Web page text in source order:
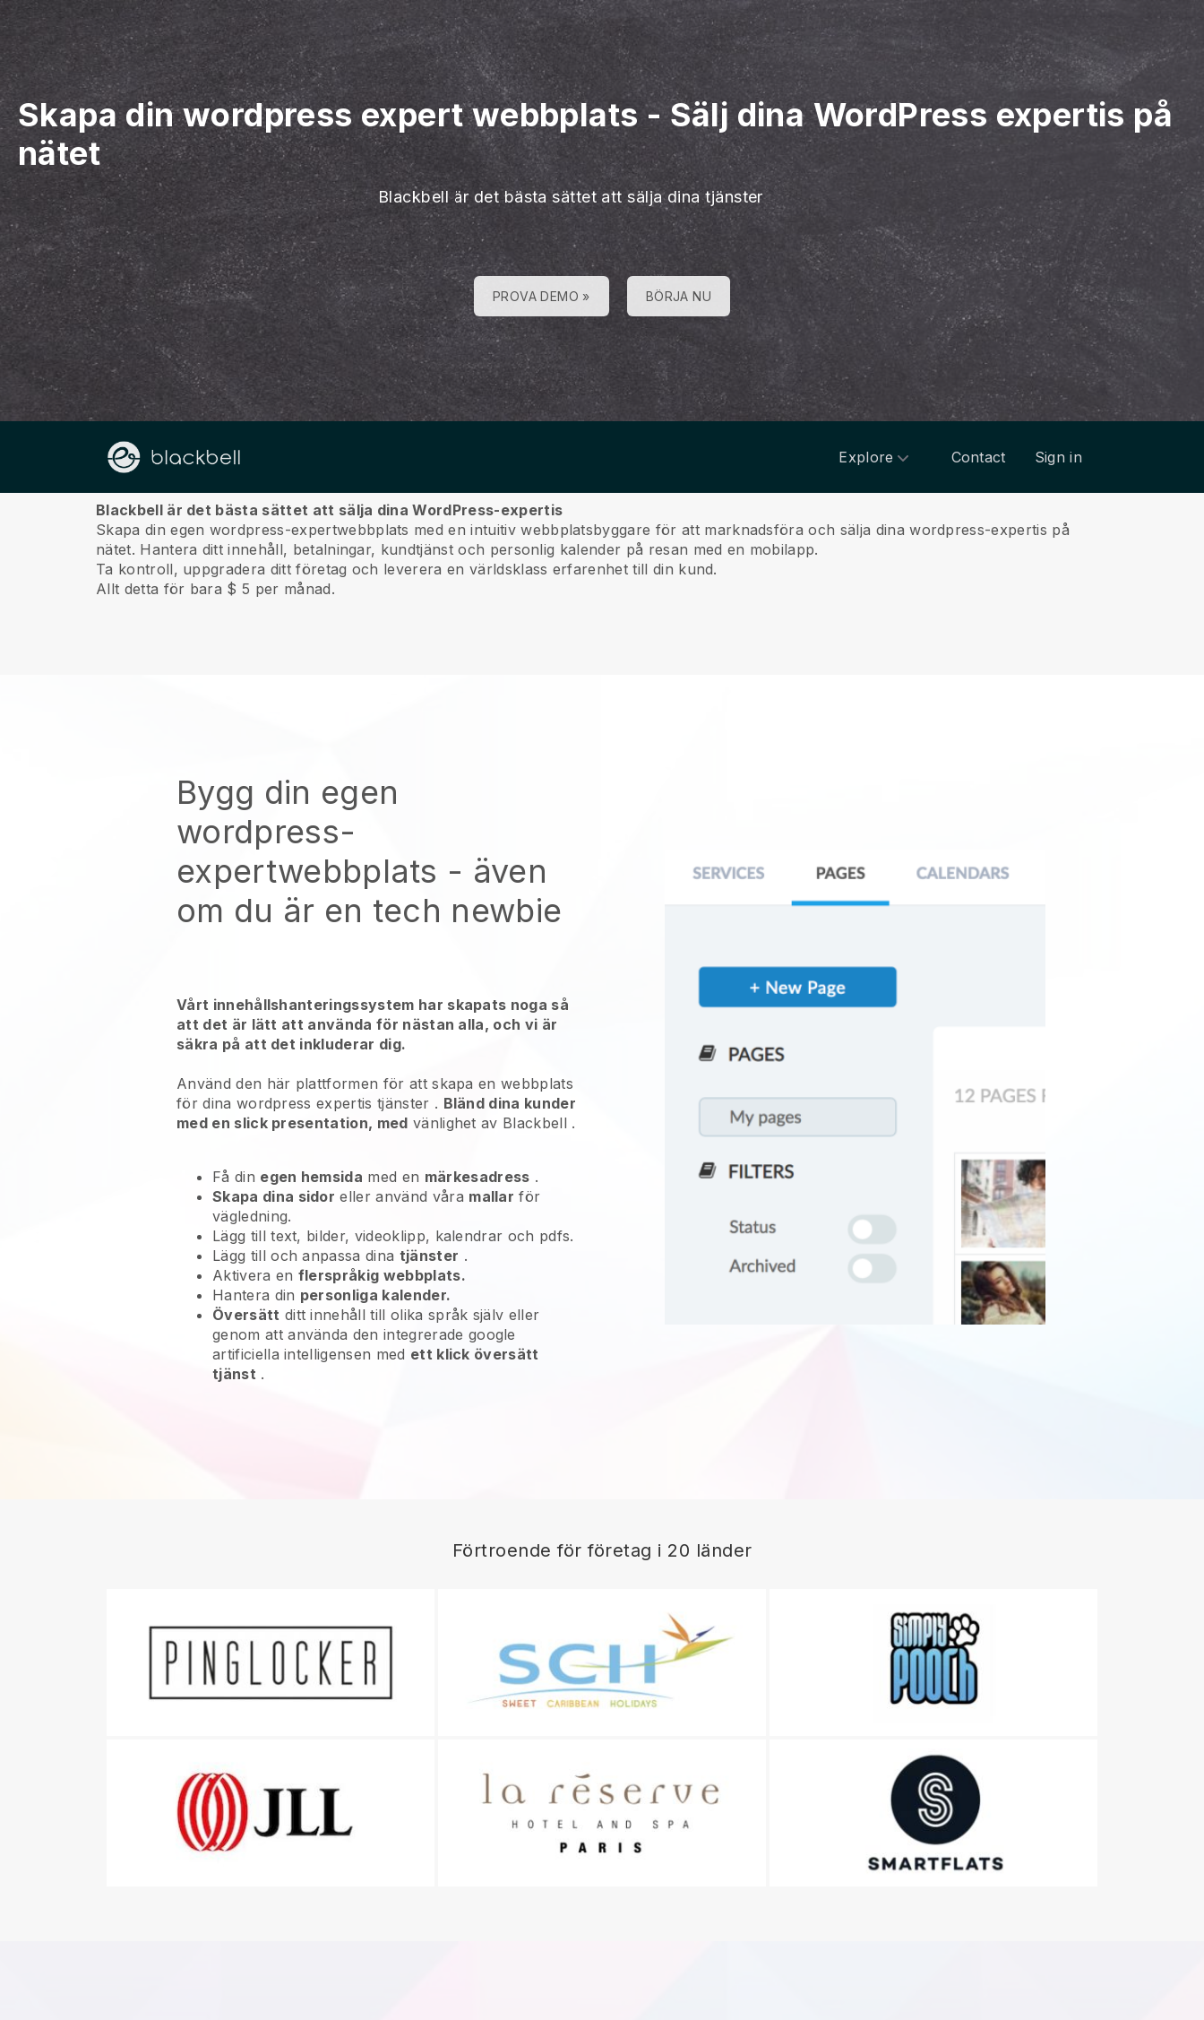
Skapa din wordpress expert webbplats-Sälj dina WordPress expertis på
nätet
Blackbell är det bästa sättet att sälja dina tjänster
PROVA DEMO » BÖRJA NU
Explore Contact Sign in
Om oss
Blackbell är det bästa sättet att sälja dina WordPress-expertis
Skapa din egen wordpress-expertwebbplats med en intuitiv webbplatsbyggare för att marknadsföra och sälja dina wordpress-expertis på
nätet. Hantera ditt innehåll, betalningar, kundtjänst och personlig kalender på resan med en mobilapp.
Ta kontroll, uppgradera ditt företag och leverera en världsklass erfarenhet till din kund.
Allt detta för bara $ 5 per månad.
Bygg din egen
wordpress-
expertwebbplats - även
om du är en tech newbie
Vårt innehållshanteringssystem har skapats noga så
att det är lätt att använda för nästan alla, och vi är
säkra på att det inkluderar dig.
Använd den här plattformen för att skapa en webbplats
fördina wordpress expertis tjänster . Bländ dina kunder
med en slick presentation, med vänlighet av Blackbell .
Få din egen hemsida med en märkesadress .
Skapa dina sidor eller använd våra mallar för
vägledning.
Lägg till text, bilder, videoklipp, kalendrar och pdfs.
Lägg till och anpassa dina tjänster .
Aktivera en flerspråkig webbplats.
Hantera din personliga kalender.
Översätt ditt innehåll till olika språk själv eller
genom att använda den integrerade google
artificiella intelligensen med ett klick översätt
tjänst .
Förtroende för företag i 20 länder